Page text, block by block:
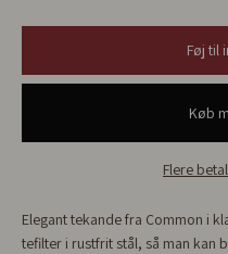
Føj til
Flere
Elegant tekande fra Common i
tefilter i rustfrit stål, så man kan